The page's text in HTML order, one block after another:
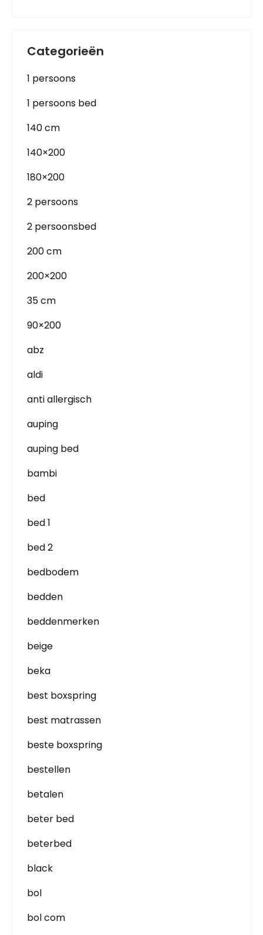
Categorieën
1 persoons
1 persoons bed
140 cm
140×200
180×200
2 persoons
2 persoonsbed
200 cm
200×200
35 cm
90×200
abz
aldi
anti allergisch
auping
auping bed
bambi
bed
bed 1
bed 2
bedbodem
bedden
beddenmerken
beige
beka
best boxspring
best matrassen
beste boxspring
bestellen
betalen
beter bed
beterbed
black
bol
bol com